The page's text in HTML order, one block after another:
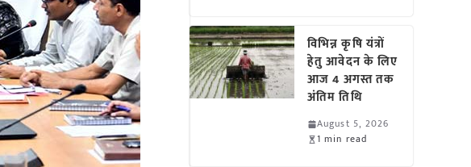
विभिन्न कृषि यंत्रों
हेतु आवेदन के लिए
आज 4 अगस्त तक
अंतिम तिथि
August 5, 2026
1 min read